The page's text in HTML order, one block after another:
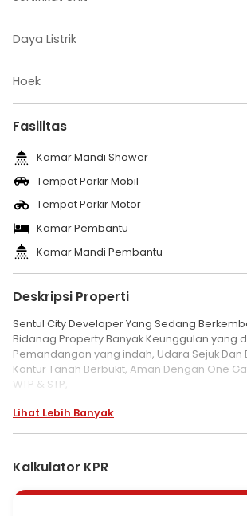
Daya Listrik
Hoek
Fasilitas
Kamar Mandi Shower
Tempat Parkir Mobil
Tempat Parkir Motor
Kamar Pembantu
Kamar Mandi Pembantu
Deskripsi Properti
Sentul City Developer Yang Sedang
Bidanag Property Banyak Keunggulan yang
Pemandangan yang indah, Udara Sejuk Dan
Kontur Tanah Berbukit, Aman Dengan One
WTP & STP,
Fasilitas Sentul City:
Poong, Eco Park)
3. Sarana Pendidikan (SPH, BPK Penabur,
Hidayah, STIE Tazkia, Trisakti)
Lihat Lebih Banyak
Kalkulator KPR